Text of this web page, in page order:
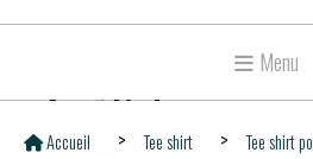
Menu
Accueil Tee shirt Tee shirt